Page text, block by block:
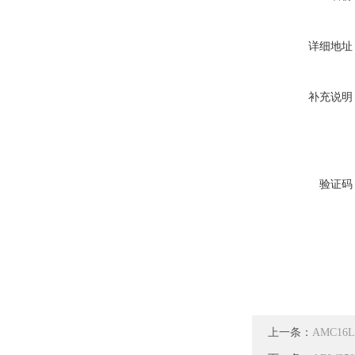
详细地址
补充说明
验证码
上一条：